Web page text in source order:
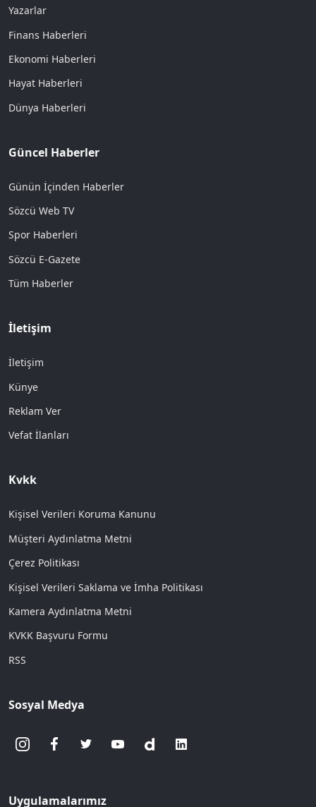
Yazarlar
Finans Haberleri
Ekonomi Haberleri
Hayat Haberleri
Dünya Haberleri
Güncel Haberler
Günün İçinden Haberler
Sözcü Web TV
Spor Haberleri
Sözcü E-Gazete
Tüm Haberler
İletişim
İletişim
Künye
Reklam Ver
Vefat İlanları
Kvkk
Kişisel Verileri Koruma Kanunu
Müşteri Aydınlatma Metni
Çerez Politikası
Kişisel Verileri Saklama ve İmha Politikası
Kamera Aydınlatma Metni
KVKK Başvuru Formu
RSS
Sosyal Medya
Uygulamalarımız